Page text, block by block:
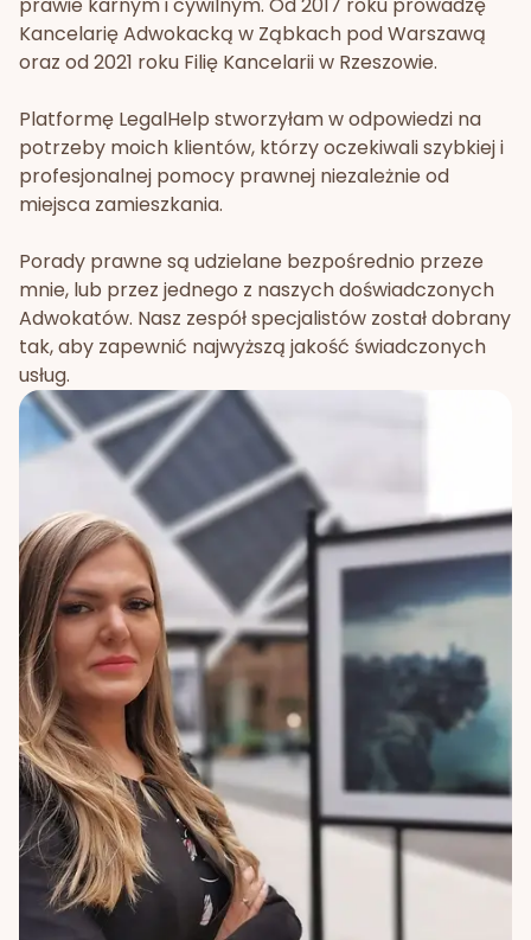
Kancelarię Adwokacką w Ząbkach pod Warszawą
oraz od 2021 roku Filię Kancelarii w Rzeszowie.
Platformę LegalHelp stworzyłam w odpowiedzi na
potrzeby moich klientów, którzy oczekiwali szybkiej i
profesjonalnej pomocy prawnej niezależnie od
miejsca zamieszkania.
Porady prawne są udzielane bezpośrednio przeze
mnie, lub przez jednego z naszych doświadczonych
Adwokatów. Nasz zespół specjalistów został dobrany
tak, aby zapewnić najwyższą jakość świadczonych
usług.